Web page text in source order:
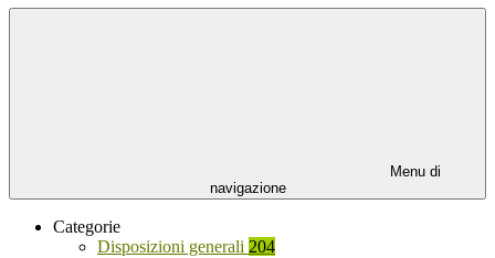
Menu di
navigazione
Categorie
Disposizioni generali 204